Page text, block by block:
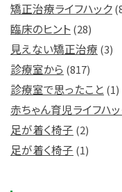
矯正治療ライフハック
臨床のヒント(28)
見えない矯正治療 (3)
診療室から (817)
診療室で思ったこと (1)
赤ちゃん育児ライフハ
足が着く椅子 (2)
足が着く椅子 (1)